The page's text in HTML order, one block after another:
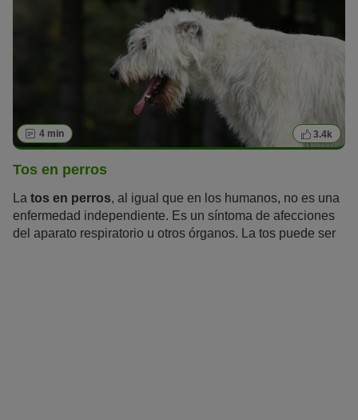
4 min 3.4k
Tos en perros
La tos en perros, al igual que en los humanos, no es una
enfermedad independiente. Es un síntoma de afecciones
del aparato respiratorio u otros órganos. La tos puede ser